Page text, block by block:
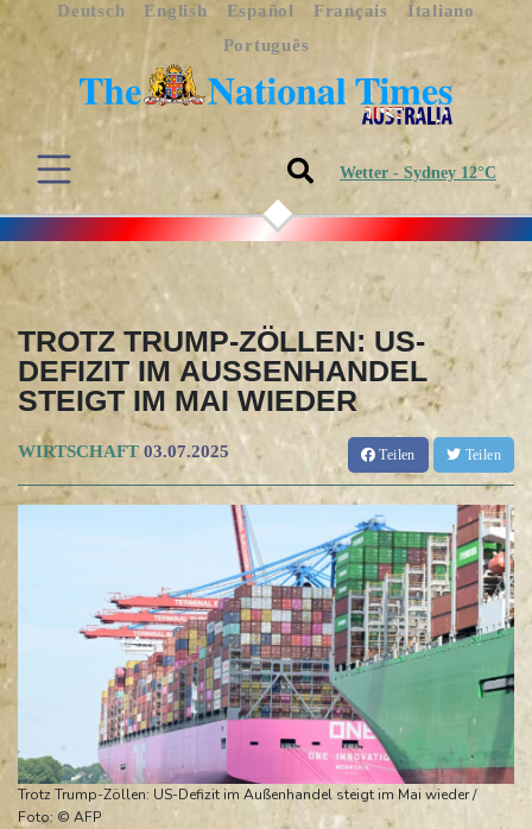
Deutsch English Español Français
Italiano
Português
Wetter - Sydney 12°C
TROTZ TRUMP-ZÖLLEN: US-
DEFIZIT IM AUSSENHANDEL S
TEIGT IM MAI WIEDER
WIRTSCHAFT 03.07.2025 Teilen Teilen
Trotz Trump-Zöllen: US-Defizit im Außenhandel steigt im Mai wieder /
Foto: © AFP